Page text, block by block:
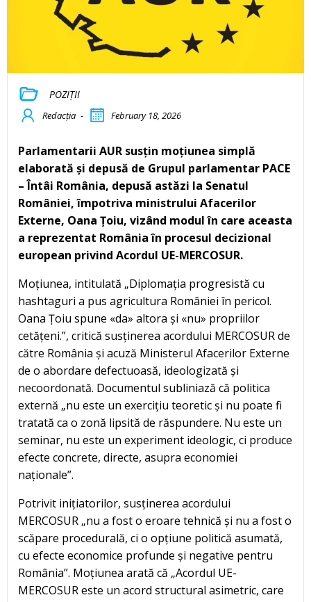
POZIȚII
Redacția - February 18, 2026
Parlamentarii AUR susțin moțiunea simplă
elaborată și depusă de Grupul parlamentar PACE
– Întâi România, depusă astăzi la Senatul
României, împotriva ministrului Afacerilor
Externe, Oana Țoiu, vizând modul în care aceasta
a reprezentat România în procesul decizional
european privind Acordul UE-MERCOSUR.
Moțiunea, intitulată „Diplomația progresistă cu
hashtaguri a pus agricultura României în pericol.
Oana Țoiu spune «da» altora și «nu» propriilor
cetățeni.”, critică susținerea acordului MERCOSUR de
către România și acuză Ministerul Afacerilor Externe
de o abordare defectuoasă, ideologizată și
necoordonată. Documentul subliniază că politica
externă „nu este un exercițiu teoretic și nu poate fi
tratată ca o zonă lipsită de răspundere. Nu este un
seminar, nu este un experiment ideologic, ci produce
efecte concrete, directe, asupra economiei
naționale”.
Potrivit inițiatorilor, susținerea acordului
MERCOSUR „nu a fost o eroare tehnică și nu a fost o
scăpare procedurală, ci o opțiune politică asumată,
cu efecte economice profunde și negative pentru
România”. Moțiunea arată că „Acordul UE-
MERCOSUR este un acord structural asimetric, care